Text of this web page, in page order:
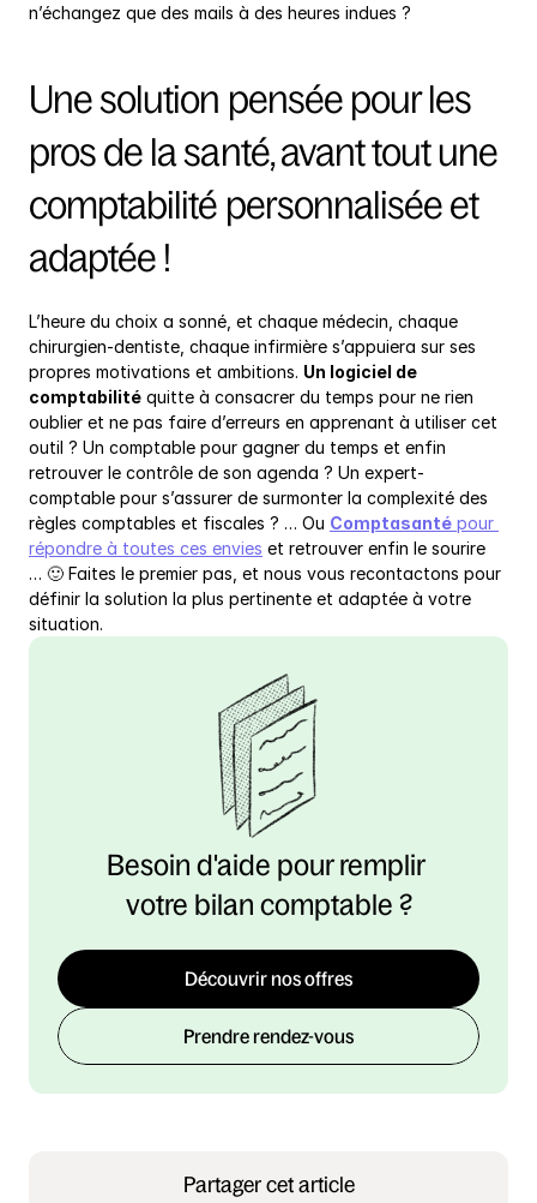
Partager cet article
n’échangez que des mails à des heures indues ?
Une solution pensée pour les
pros de la santé, avant tout une
comptabilité personnalisée et
adaptée !
L’heure du choix a sonné, et chaque médecin, chaque
chirurgien-dentiste, chaque infirmière s’appuiera sur ses
propres motivations et ambitions. Un logiciel de
comptabilité quitte à consacrer du temps pour ne rien
oublier et ne pas faire d’erreurs en apprenant à utiliser cet
outil ? Un comptable pour gagner du temps et enfin
retrouver le contrôle de son agenda ? Un expert-
comptable pour s’assurer de surmonter la complexité des
règles comptables et fiscales ? … Ou Comptasanté pour
répondre à toutes ces envies et retrouver enfin le sourire
… 🙂 Faites le premier pas, et nous vous recontactons pour
définir la solution la plus pertinente et adaptée à votre
situation.
Besoin d'aide pour remplir
votre bilan comptable ?
Découvrir nos offres
Prendre rendez-vous